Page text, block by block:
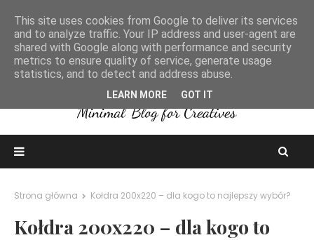
Strona główna Kołdra 200x220 – dla kogo to najlepszy wybór?
Kołdra 200x220 – dla kogo to
This site uses cookies from Google to deliver its services
and to analyze traffic. Your IP address and user-agent are
shared with Google along with performance and security
metrics to ensure quality of service, generate usage
statistics, and to detect and address abuse.
LEARN MORE GOT IT